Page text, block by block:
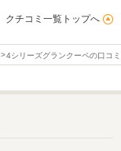
クチコミ一覧トップへ
4シリーズグランクーペの口コ